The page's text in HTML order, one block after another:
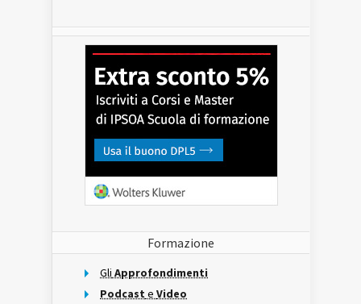
Formazione
Gli Approfondimenti
Podcast e Video